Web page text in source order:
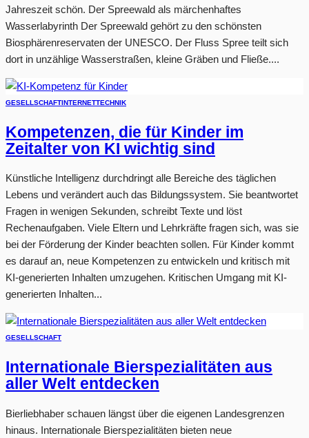
Jahreszeit schön. Der Spreewald als märchenhaftes
Wasserlabyrinth Der Spreewald gehört zu den schönsten
Biosphärenreservaten der UNESCO. Der Fluss Spree teilt sich
dort in unzählige Wasserstraßen, kleine Gräben und Fließe....
GESELLSCHAFTINTERNETTECHNIK
Kompetenzen, die für Kinder im
Zeitalter von KI wichtig sind
Künstliche Intelligenz durchdringt alle Bereiche des täglichen
Lebens und verändert auch das Bildungssystem. Sie beantwortet
Fragen in wenigen Sekunden, schreibt Texte und löst
Rechenaufgaben. Viele Eltern und Lehrkräfte fragen sich, was sie
bei der Förderung der Kinder beachten sollen. Für Kinder kommt
es darauf an, neue Kompetenzen zu entwickeln und kritisch mit
KI-generierten Inhalten umzugehen. Kritischen Umgang mit KI-
generierten Inhalten...
GESELLSCHAFT
Internationale Bierspezialitäten aus
aller Welt entdecken
Bierliebhaber schauen längst über die eigenen Landesgrenzen
hinaus. Internationale Bierspezialitäten bieten neue